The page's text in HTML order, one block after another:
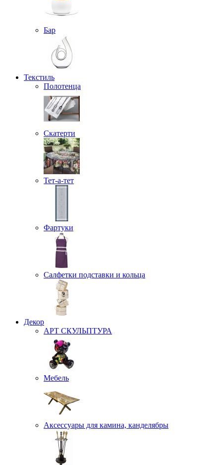
Бар
Текстиль
Полотенца
Скатерти
Тет-а-тет
Фартуки
Салфетки подставки и кольца
Декор
АРТ СКУЛЬПТУРА
Мебель
Аксессуары для камина, канделябры